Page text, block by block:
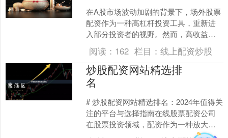
在A股市场波动加剧的背景下，场外股票
配资作为一种高杠杆投资工具，重新进
入部分投资者的视野。然而，高收益承
诺背后往往隐藏着不容忽视的风险。本
文将为您解析场外配资的....
阅读： 162 栏目： 线上配资炒股
炒股配资网站精选排
名
# 炒股配资网站精选排名：2024年值得关
注的平台与选择指南在线股票配资公司
在股票投资领域，配资作为一种放大资
金杠杆的方式，吸引了众多投资者关